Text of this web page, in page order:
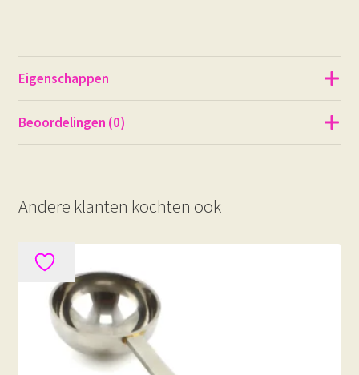
Eigenschappen
Beoordelingen (0)
Andere klanten kochten ook